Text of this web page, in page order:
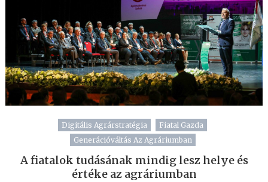
Digitális Agrárstratégia
Fiatal Gazda
Generációváltás Az Agráriumban
A fiatalok tudásának mindig lesz helye és
értéke az agráriumban